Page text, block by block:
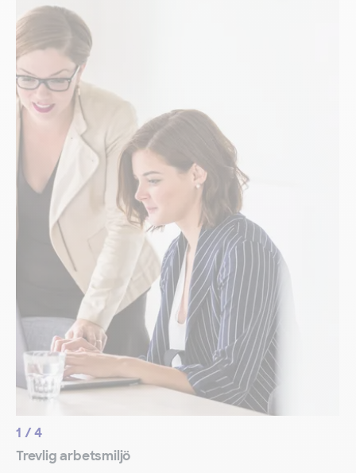
1 /4
Trevlig arbetsmiljö